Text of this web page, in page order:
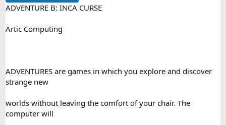
ADVENTURE B: INCA CURSE
Artic Computing
ADVENTURES are games in which you explore and discover
strange new
worlds without leaving the comfort of your chair. The
computer will